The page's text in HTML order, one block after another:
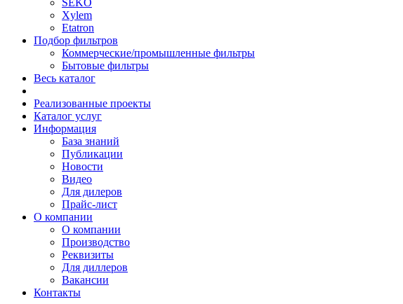
SEKO
Xylem
Etatron
Подбор фильтров
Коммерческие/промышленные фильтры
Бытовые фильтры
Весь каталог
Реализованные проекты
Каталог услуг
Информация
База знаний
Публикации
Новости
Видео
Для дилеров
Прайс-лист
О компании
О компании
Производство
Реквизиты
Для диллеров
Вакансии
Контакты